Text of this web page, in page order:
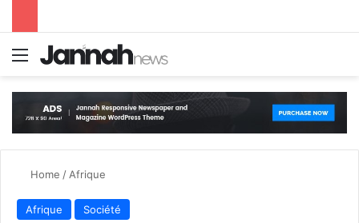
Menu
Home / Afrique
Afrique Société